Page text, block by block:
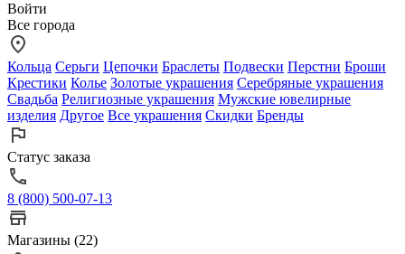
Войти
Все города
Кольца Серьги Цепочки Браслеты Подвески Перстни Броши
Крестики Колье Золотые украшения Серебряные украшения
Свадьба Религиозные украшения Мужские ювелирные
изделия Другое Все украшения Скидки Бренды
Статус заказа
8 (800) 500-07-13
Магазины (22)